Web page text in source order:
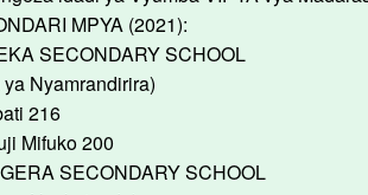
MPYA (2021):
SECONDARY SCHOOL
ya Nyamrandirira)
216
Mifuko 200
SECONDARY SCHOOL